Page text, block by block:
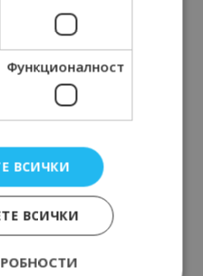
от…”: Пловдив, градът на
от…”: Перник – град на
и вдъхновяващите...
09:01
Функционалност
ВСИЧКИ
ВСИЧКИ